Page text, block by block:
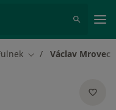
Změna města
Václav Mrovec